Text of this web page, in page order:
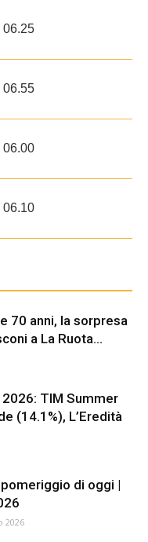
06.25
06.55
06.00
06.10
70 anni, la sorpresa
a La Ruota...
TIM Summer
(14.1%), L’Eredità
di oggi |
2026